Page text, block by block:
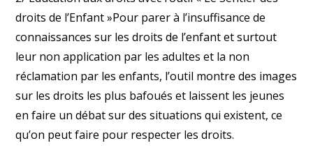
droits de l’Enfant »Pour parer à l’insuffisance de
connaissances sur les droits de l’enfant et surtout
leur non application par les adultes et la non
réclamation par les enfants, l’outil montre des images
sur les droits les plus bafoués et laissent les jeunes
en faire un débat sur des situations qui existent, ce
qu’on peut faire pour respecter les droits.